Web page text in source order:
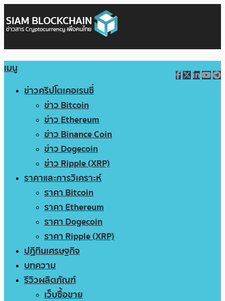
เมนู
ข่าวคริปโตเคอเรนซี่
ข่าว Bitcoin
ข่าว Ethereum
ข่าว Binance Coin
ข่าว Dogecoin
ข่าว Ripple (XRP)
ราคาและการวิเคราะห์
ราคา Bitcoin
ราคา Ethereum
ราคา Dogecoin
ราคา Ripple (XRP)
ปฏิทินเศรษฐกิจ
บทความ
รีวิวผลิตภัณฑ์
เว็บซื้อขาย